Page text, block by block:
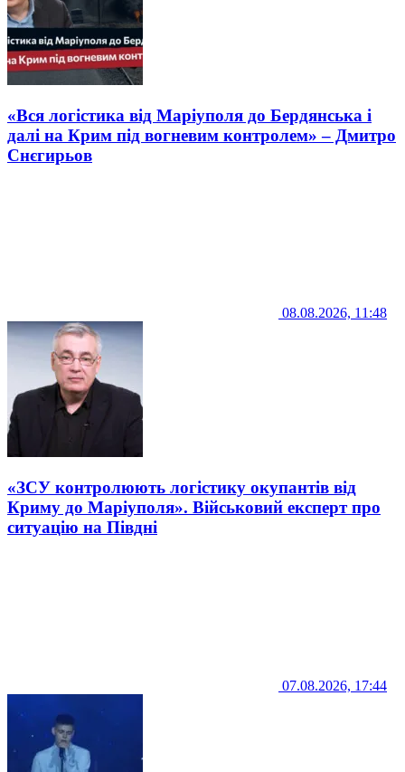
«Вся логістика від Маріуполя до Бердянська і
далі на Крим під вогневим контролем» – Дмитро
Снєгирьов
08.08.2026, 11:48
«ЗСУ контролюють логістику окупантів від
Криму до Маріуполя». Військовий експерт про
ситуацію на Півдні
07.08.2026, 17:44